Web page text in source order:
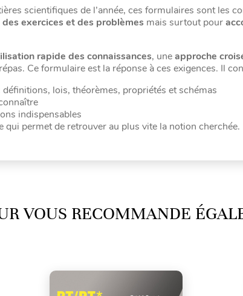
scientifiques de l’année, ces formulaires sont les
exercices et des problèmes mais surtout pour
rapide des connaissances, uneapproche
Ce formulaire est la réponse à ces exigences. Il
définitions, lois, théorèmes, propriétés et schémas
indispensables
qui permet de retrouver au plus vite la notion cherchée.
VOUS RECOMMANDE